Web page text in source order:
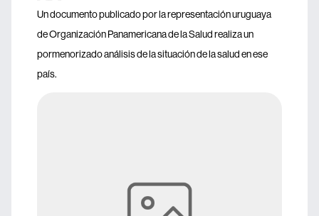
Un documento publicado por la representación uruguaya
de Organización Panamericana de la Salud realiza un
pormenorizado análisis de la situación de la salud en ese
país.